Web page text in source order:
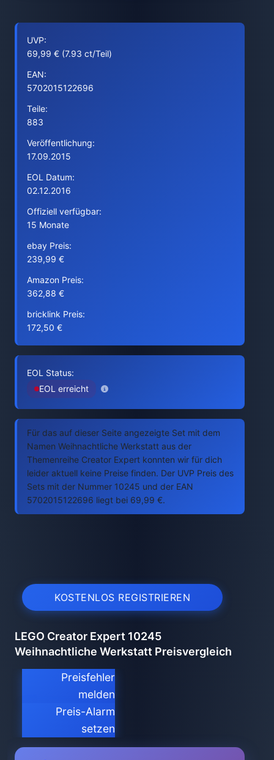
UVP:
69,99 € (7.93 ct/Teil)
EAN:
5702015122696
Teile:
883
Veröffentlichung:
17.09.2015
EOL Datum:
02.12.2016
Offiziell verfügbar:
15 Monate
ebay Preis:
239,99 €
Amazon Preis:
362,88 €
bricklink Preis:
172,50 €
EOL Status:
EOL erreicht
Für das auf dieser Seite angezeigte Set mit dem
Namen Weihnachtliche Werkstatt aus der
Themenreihe Creator Expert konnten wir für dich
leider aktuell keine Preise finden. Der UVP Preis des
Sets mit der Nummer 10245 und der EAN
5702015122696 liegt bei 69,99 €.
KOSTENLOS REGISTRIEREN
LEGO Creator Expert 10245
Weihnachtliche Werkstatt Preisvergleich
Preisfehler
melden
Preis-Alarm
setzen